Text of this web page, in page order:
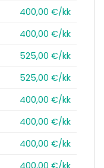
400,00 €/kk
400,00 €/kk
525,00 €/kk
525,00 €/kk
400,00 €/kk
400,00 €/kk
400,00 €/kk
400,00 €/kk